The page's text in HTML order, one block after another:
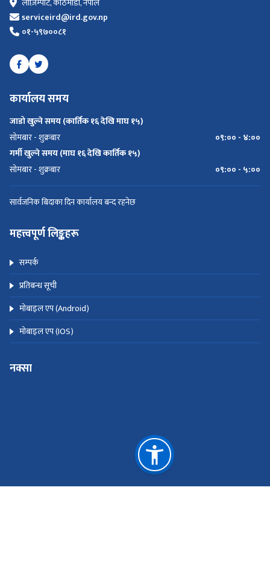
लाज़िम्पाट, काठमाडौं, नेपाल
serviceird@ird.gov.np
०१-५९७००८१
कार्यालय समय
जाडो खुल्ने समय (कार्तिक १६ देखि माघ १५)
सोमबार - शुक्रबार
०९:०० - ४:००
गर्मी खुल्ने समय (माघ १६ देखि कार्तिक १५)
सोमबार - शुक्रबार
०९:०० - ५:००
सार्वजनिक बिदाका दिन कार्यालय बन्द रहनेछ
महत्त्वपूर्ण लिङ्कहरू
सम्पर्क
प्रतिबन्ध सूची
मोबाइल एप (Android)
मोबाइल एप (IOS)
नक्सा